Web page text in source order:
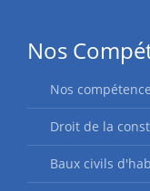
Nos
Nos
Droit de la
Baux civils